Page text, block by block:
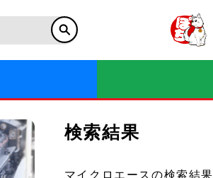
検索結果
マイクロエースの検索結果